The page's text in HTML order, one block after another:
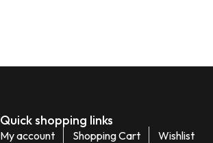
Quick shopping links
My account Shopping Cart Wishlist